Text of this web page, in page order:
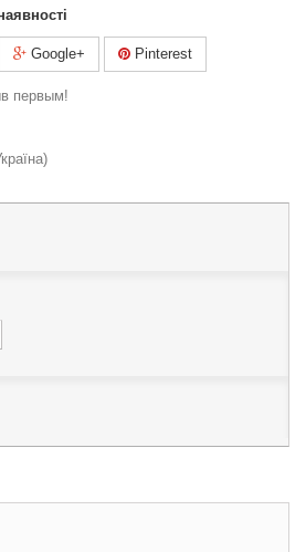
Google+ Pinterest
первым!